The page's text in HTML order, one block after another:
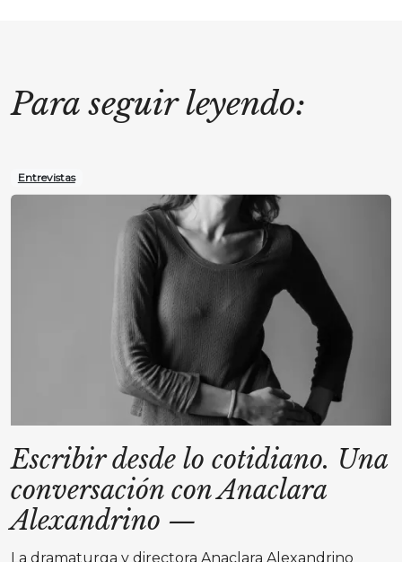
Para seguir leyendo:
Entrevistas
Escribir desde lo cotidiano. Una
conversación con Anaclara
Alexandrino —
La dramaturga y directora Anaclara Alexandrino